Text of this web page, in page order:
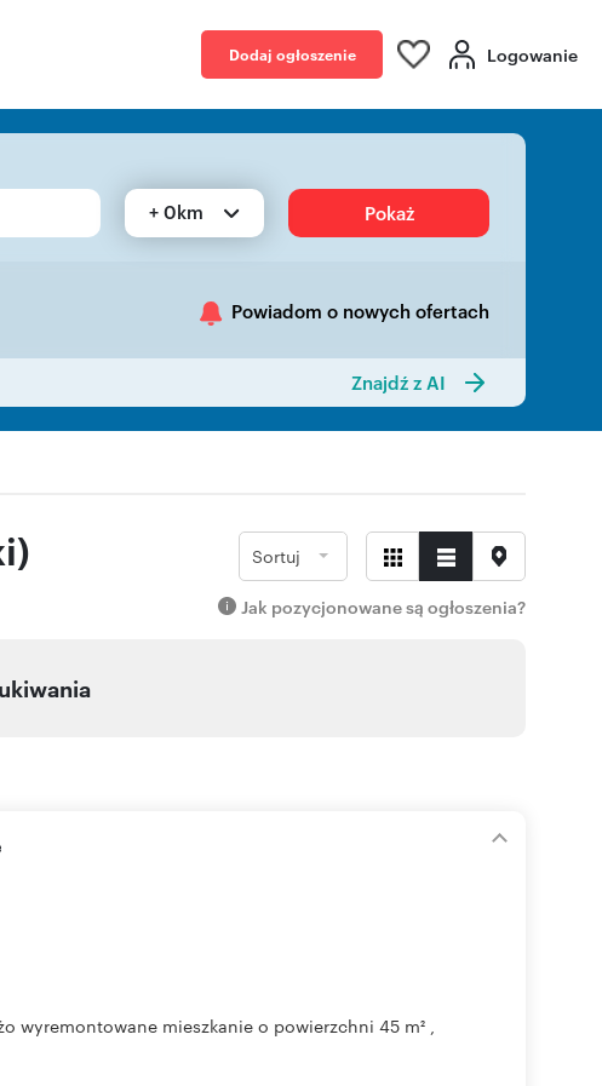
Dodaj ogłoszenie Logowanie
+ 0km Pokaż
Powiadom o nowych ofertach
Znajdź z AI
Sortuj
Jak pozycjonowane są ogłoszenia?
wyremontowane mieszkanie o powierzchni 45 m² ,